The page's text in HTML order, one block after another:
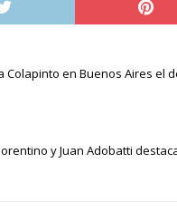
Colapinto en Buenos Aires el
y Juan Adobatti